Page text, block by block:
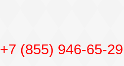
+7 (855) 946-65-29